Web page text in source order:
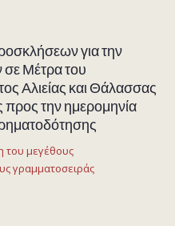
για την
σε Μέτρα του
Αλιείας και Θάλασσας
την ημερομηνία
του μεγέθους
γραμματοσειράς